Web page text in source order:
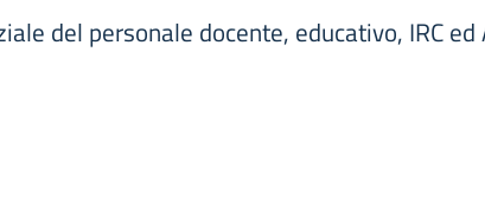
del personale docente, educativo, IRC ed